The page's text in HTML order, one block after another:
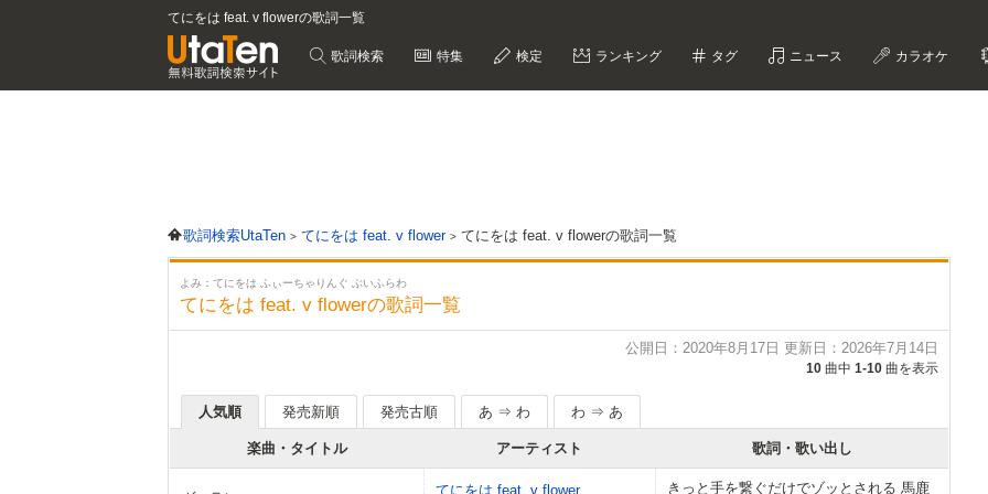
てにをは feat. v flowerの歌詞一覧
歌詞検索 特集 検定 ランキング タグ ニュース カラオケ
歌詞検索UtaTen てにをは feat. v flower てにをは feat. v flowerの歌詞一覧
よみ：てにをは ふぃーちゃりんぐ ぶいふらわ
てにをは feat. v flowerの歌詞一覧
公開日：2020年8月17日 更新日：2026年7月14日
10 曲中 1-10 曲を表示
人気順 発売新順 発売古順 あ ⇒ わ わ ⇒ あ
楽曲・タイトル アーティスト 歌詞・歌い出し
てにをは feat. v flower
きっと手を繋ぐだけでゾッとされる 馬鹿